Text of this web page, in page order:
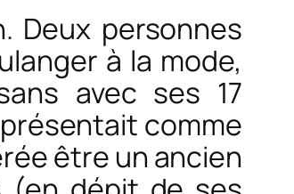
Deux personnes
à la mode,
avec ses 17
comme
être un ancien